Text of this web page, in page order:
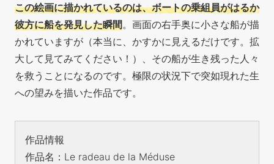
この絵画に描かれているのは、ボートの乗組員がはるか
彼方に船を発見した瞬間。画面の右手奥に小さな船が描
かれていますが（本当に、かすかに見えるだけです。拡
大して見てみてください！）、 その船が生き残った人々
を救うことになるのです。極限の状況下で突如現れた生
への望みを描いた作品です。
作品情報
作品名：Le radeau de la Méduse